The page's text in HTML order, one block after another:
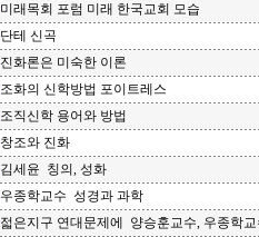
미래목회 포럼 미래 한국교회 모습
단테 신곡
진화론은 미숙한 이론
조화의 신학방법 포이트레스
조직신학 용어와 방법
창조와 진화
김세윤 칭의, 성화
우종학교수 성경과 과학
젋은지구 연대문제에 양승훈교수, 우종학교